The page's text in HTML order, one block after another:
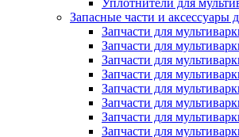
Уплотнители для
Запасные части и аксессуары
Запчасти для
Запчасти для
Запчасти для
Запчасти для
Запчасти для
Запчасти для
Запчасти для
Запчасти для